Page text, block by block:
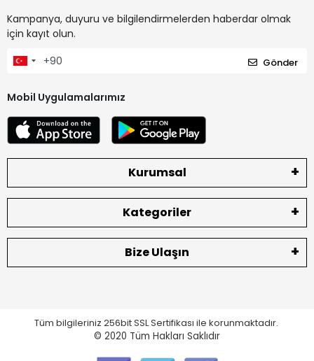
Kampanya, duyuru ve bilgilendirmelerden haberdar olmak
için kayıt olun.
Gönder
Mobil Uygulamalarımız
Kurumsal
Kategoriler
Bize Ulaşın
Tüm bilgileriniz 256bit SSL Sertifikası ile korunmaktadır.
© 2020 Tüm Hakları Saklıdır